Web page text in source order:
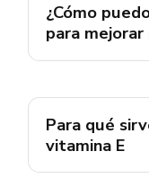
¿Cómo
para mejorar
Para qué
vitamina E